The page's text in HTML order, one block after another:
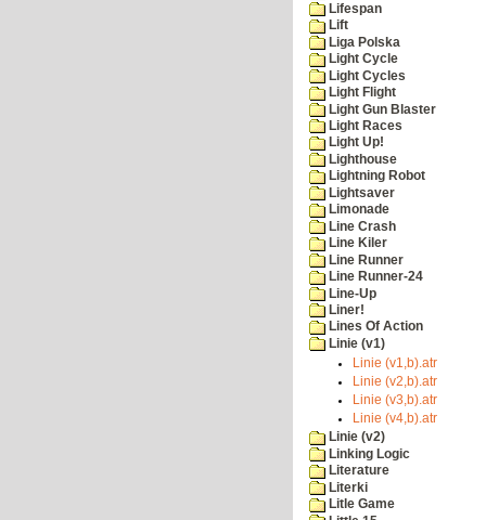
Lifespan
Lift
Liga Polska
Light Cycle
Light Cycles
Light Flight
Light Gun Blaster
Light Races
Light Up!
Lighthouse
Lightning Robot
Lightsaver
Limonade
Line Crash
Line Kiler
Line Runner
Line Runner-24
Line-Up
Liner!
Lines Of Action
Linie (v1)
Linie (v1,b).atr
Linie (v2,b).atr
Linie (v3,b).atr
Linie (v4,b).atr
Linie (v2)
Linking Logic
Literature
Literki
Litle Game